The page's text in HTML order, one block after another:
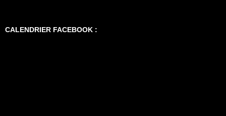
CALENDRIER FACEBOOK :